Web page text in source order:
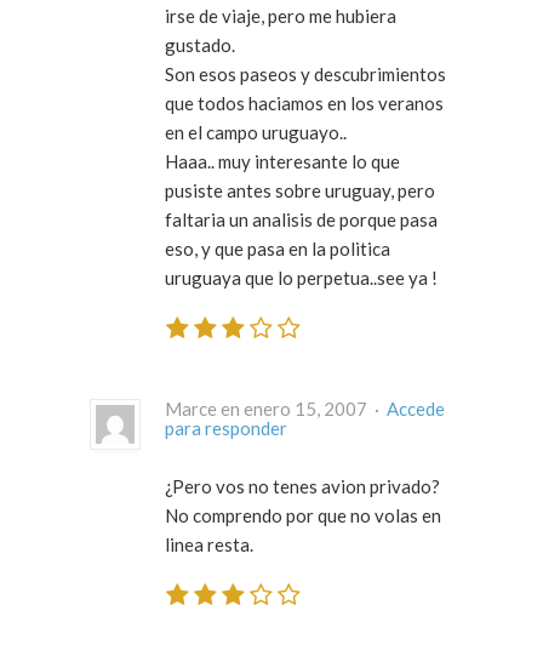
irse de viaje, pero me hubiera
gustado.
Son esos paseos y descubrimientos
que todos haciamos en los veranos
en el campo uruguayo..
Haaa.. muy interesante lo que
pusiste antes sobre uruguay, pero
faltaria un analisis de porque pasa
eso, y que pasa en la politica
uruguaya que lo perpetua..see ya !
Marce en enero 15, 2007 · Accede
para responder
¿Pero vos no tenes avion privado?
No comprendo por que no volas en
linea resta.